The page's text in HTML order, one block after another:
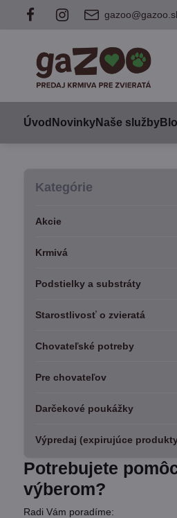
Úvod NovinkyNaše služby
Kategórie
Akcie
Krmivá
Podstielky a substráty
Starostlivosť o zvieratá
Chovateľské potreby
Pre chovateľov
Darčekové poukážky
Výpredaj (expirujúce
Potrebujete
výberom?
Radi Vám poradíme: